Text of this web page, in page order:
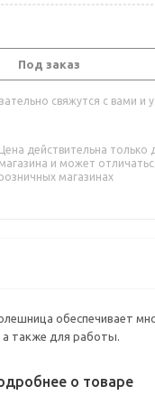
Под заказ
свяжутся с вами и
Цена действительна только
магазина и может
розничных магазинах
обеспечивает
также для работы.
о товаре